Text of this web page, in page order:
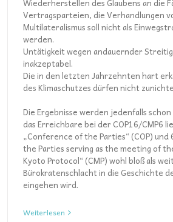
Wiederherstellen des Glaubens an die
Vertragsparteien, die Verhandlungen
Multilateralismus soll nicht als
werden.
Untätigkeit wegen andauernder
inakzeptabel.
Die in den letzten Jahrzehnten hart
des Klimaschutzes dürfen nicht
Die Ergebnisse werden jedenfalls
das Erreichbare bei der COP16/CMP6
„Conference of the Parties“ (COP)
the Parties serving as the meeting of
Kyoto Protocol“ (CMP) wohl bloß als
Bürokratenschlacht in die Geschichte
eingehen wird.
Weiterlesen